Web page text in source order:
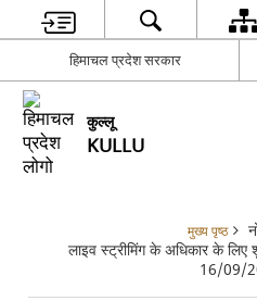
हिमाचल प्रदेश सरकार
कुल्लू
KULLU
मुख्य पृष्ठ
लाइव स्ट्रीमिंग के अधिकार के लिए
16/09/